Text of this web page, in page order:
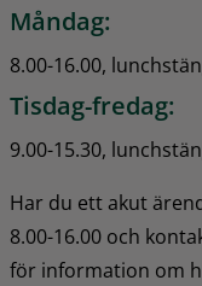
Måndag:
8.00-16.00,
Tisdag-fredag:
9.00-15.30,
Har du ett akut
8.00-16.00 och
för information om